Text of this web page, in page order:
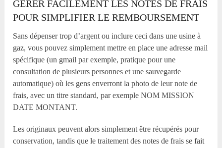
GÉRER FACILEMENT LES NOTES DE FRAIS
POUR SIMPLIFIER LE REMBOURSEMENT
Sans dépenser trop d’argent ou inclure ceci dans une usine à
gaz, vous pouvez simplement mettre en place une adresse mail
spécifique (un gmail par exemple, pratique pour une
consultation de plusieurs personnes et une sauvegarde
automatique) où les gens enverront la photo de leur note de
frais, avec un titre standard, par exemple NOM MISSION
DATE MONTANT.
Les originaux peuvent alors simplement être récupérés pour
conservation, tandis que le traitement des notes de frais se fait